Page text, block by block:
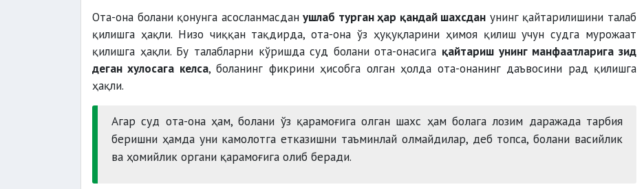
Ота-она болани қонунга асосланмасданушлаб турган ҳар қандай шахсдан унинг қайтарилишини талаб
қилишга ҳақли. Низо чиққан тақдирда, ота-она ўз ҳуқуқларини ҳимоя қилиш учун судга мурожаат
қилишга ҳақли. Бу талабларни кўришда суд болани ота-онасига қайтариш унинг манфаатларига зид
деган хулосага келса, боланинг фикрини ҳисобга олган ҳолда ота-онанинг даъвосини рад қилишга
ҳақли.
Агар суд ота-она ҳам, болани ўз қарамоғига олган шахс ҳам болага лозим даражада тарбия
беришни ҳамда уни камолотга етказишни таъминлай олмайдилар, деб топса, болани васийлик
ва ҳомийлик органи қарамоғига олиб беради.